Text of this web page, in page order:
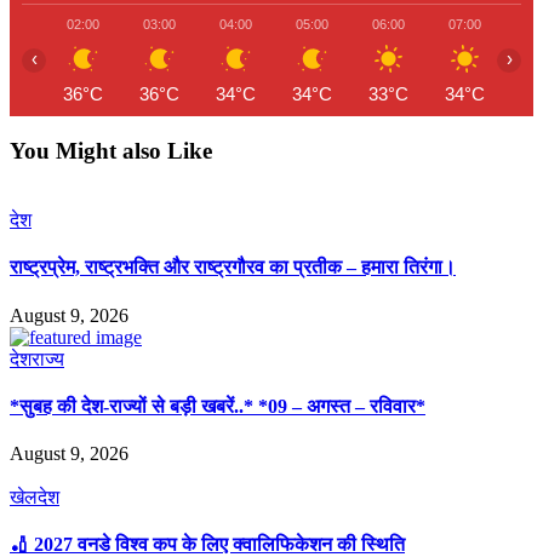
02:00
36°C
03:00
36°C
04:00
34°C
05:00
34°C
06:00
33°C
07:00
34°C
‹ ›
You Might also Like
देश
राष्ट्रप्रेम, राष्ट्रभक्ति और राष्ट्रगौरव का प्रतीक – हमारा तिरंगा।
August 9, 2026
देशराज्य
*सुबह की देश-राज्यों से बड़ी खबरें..* *09 – अगस्त – रविवार*
August 9, 2026
खेलदेश
🏏 2027 वनडे विश्व कप के लिए क्वालिफिकेशन की स्थिति